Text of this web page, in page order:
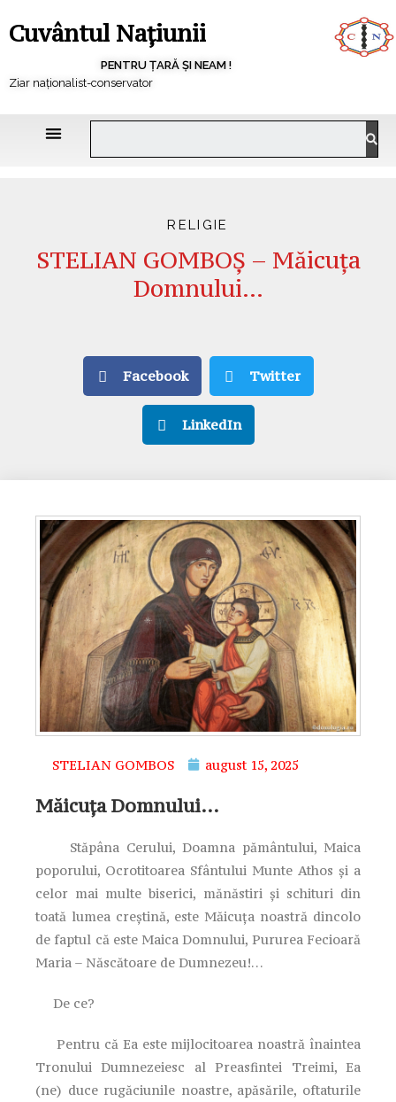
Cuvântul Națiunii
PENTRU ȚARĂ ȘI NEAM !
Ziar naționalist-conservator
RELIGIE
STELIAN GOMBOȘ – Măicuța
Domnului…
Facebook Twitter
LinkedIn
STELIAN GOMBOS august 15, 2025
Măicuța Domnului…
Stăpâna Cerului, Doamna pământului, Maica
poporului, Ocrotitoarea Sfântului Munte Athos și a
celor mai multe biserici, mănăstiri și schituri din
toată lumea creștină, este Măicuța noastră dincolo
de faptul că este Maica Domnului, Pururea Fecioară
Maria – Născătoare de Dumnezeu!…
De ce?
Pentru că Ea este mijlocitoarea noastră înaintea
Tronului Dumnezeiesc al Preasfintei Treimi, Ea
(ne) duce rugăciunile noastre, apăsările, oftaturile